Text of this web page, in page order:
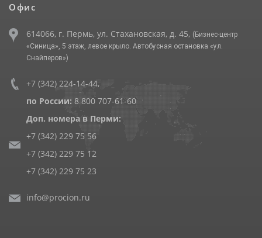
Офис
614066, г. Пермь, ул. Стахановская, д. 45, (Бизнес-центр
«Синица», 5 этаж, левое крыло. Автобусная остановка «ул.
Снайперов»)
+7 (342) 224-14-44,
по России: 8 800 707-61-60
Доп. номера в Перми:
+7 (342) 229 75 56
+7 (342) 229 75 12
+7 (342) 229 75 23
info@procion.ru